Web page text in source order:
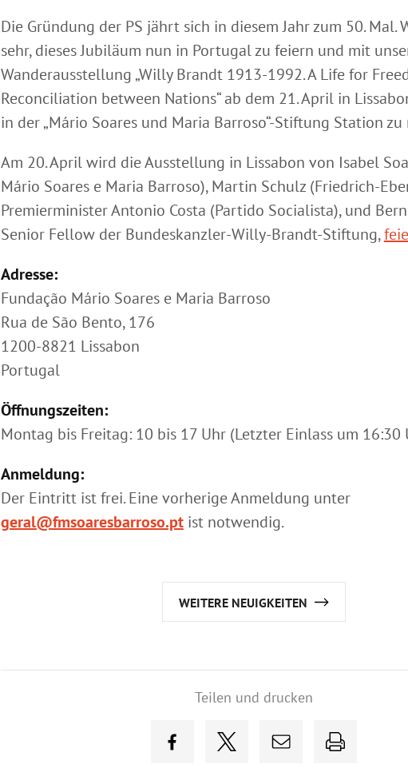
Die Gründung der PS jährt sich in diesem Jahr zum 50. Mal.
sehr, dieses Jubiläum nun in Portugal zu feiern und mit
Wanderausstellung „Willy Brandt 1913-1992. A Life for
Reconciliation between Nations“ ab dem 21. April in
in der „Mário Soares und Maria Barroso“-Stiftung Station zu
Am 20. April wird die Ausstellung in Lissabon von Isabel
Mário Soares e Maria Barroso),Martin Schulz (Friedrich-
Premierminister Antonio Costa (Partido Socialista), und
Senior Fellow der Bundeskanzler-Willy-Brandt-Stiftung,
Adresse:
Fundação Mário Soares e Maria Barroso
Rua de São Bento, 176
1200-8821 Lissabon
Portugal
Öffnungszeiten:
Montag bis Freitag: 10 bis 17 Uhr (Letzter Einlass um 16:30
Anmeldung:
Der Eintritt ist frei. Eine vorherige Anmeldung unter
geral@fmsoaresbarroso.ptist notwendig.
WEITERE NEUIGKEITEN
Teilen und drucken